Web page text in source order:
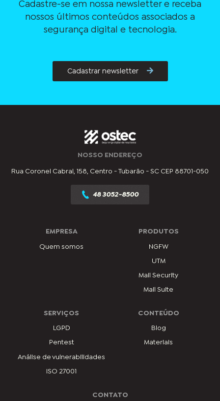
Cadastre-se em nossa newsletter e receba
nossos últimos conteúdos associados a
segurança digital e tecnologia.
Cadastrar newsletter
NOSSO ENDEREÇO
Rua Coronel Cabral, 158, Centro - Tubarão - SC CEP 88701-050
48 3052-8500
EMPRESA
Quem somos
PRODUTOS
NGFW
UTM
Mail Security
Mail Suite
SERVIÇOS
LGPD
Pentest
Análise de vulnerabilidades
ISO 27001
CONTEÚDO
Blog
Materiais
CONTATO